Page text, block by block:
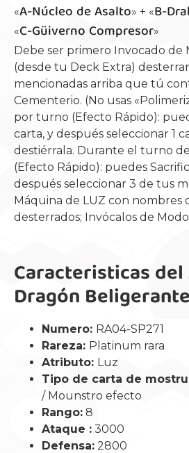
«A-Núcleo de Asalto» + «B-
«C-Güiverno Compresor»
Debe ser primero Invocado de
(desde tu Deck Extra)
mencionadas arriba que tú
Cementerio. (No usas
por turno (Efecto Rápido):
carta, y después seleccionar 1
destiérrala. Durante el turno
(Efecto Rápido): puedes
después seleccionar 3 de tus
Máquina de LUZ con nombres
desterrados; Invócalos de
Caracteristicas del
Dragón
Numero: RA04-SP271
Rareza: Platinum rara
Atributo: Luz
Tipo de carta de
/ Mounstro efecto
Rango: 8
Ataque : 3000
Defensa: 2800